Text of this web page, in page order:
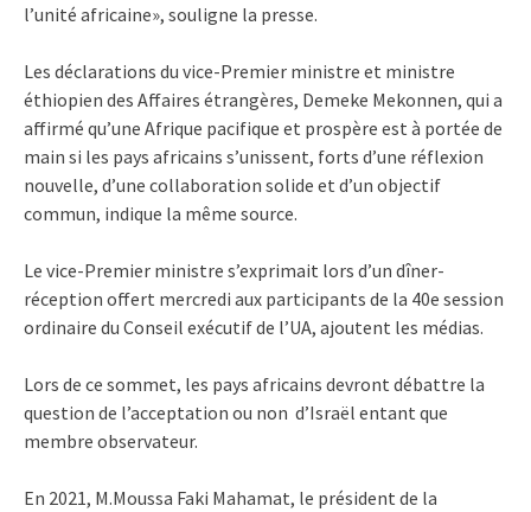
l’unité africaine», souligne la presse.
Les déclarations du vice-Premier ministre et ministre
éthiopien des Affaires étrangères, Demeke Mekonnen, qui a
affirmé qu’une Afrique pacifique et prospère est à portée de
main si les pays africains s’unissent, forts d’une réflexion
nouvelle, d’une collaboration solide et d’un objectif
commun, indique la même source.
Le vice-Premier ministre s’exprimait lors d’un dîner-
réception offert mercredi aux participants de la 40e session
ordinaire du Conseil exécutif de l’UA, ajoutent les médias.
Lors de ce sommet, les pays africains devront débattre la
question de l’acceptation ou non d’Israël entant que
membre observateur.
En 2021, M.Moussa Faki Mahamat, le président de la